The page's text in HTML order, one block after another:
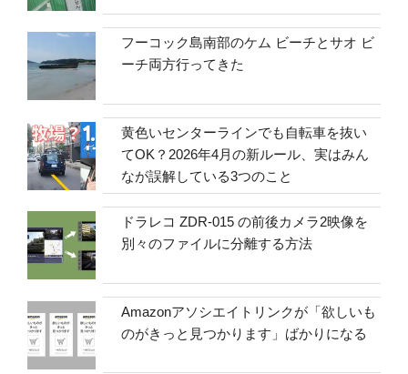
フーコック島南部のケム ビーチとサオ ビ
ーチ両方行ってきた
黄色いセンターラインでも自転車を抜い
てOK？2026年4月の新ルール、実はみん
なが誤解している3つのこと
ドラレコ ZDR-015 の前後カメラ2映像を
別々のファイルに分離する方法
Amazonアソシエイトリンクが「欲しいも
のがきっと見つかります」ばかりになる